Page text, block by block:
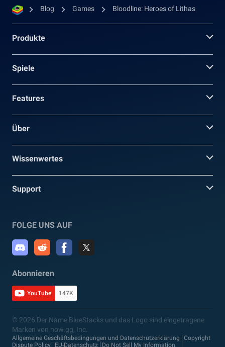
Blog Games Bloodline: Heroes of Lithas
Produkte
Spiele
Features
Über
Wissenwertes
Support
FOLGE UNS AUF
Abonnieren
YouTube 147K
© 2026 Der Name BlueStacks und das Logo sind eingetragene
Marken von now.gg, Inc.
Allgemeine Geschäftsbedingungen und Datenschutzerklärung
Copyright
Dispute Policy
EU-Datenschutz Do Not Sell My Information